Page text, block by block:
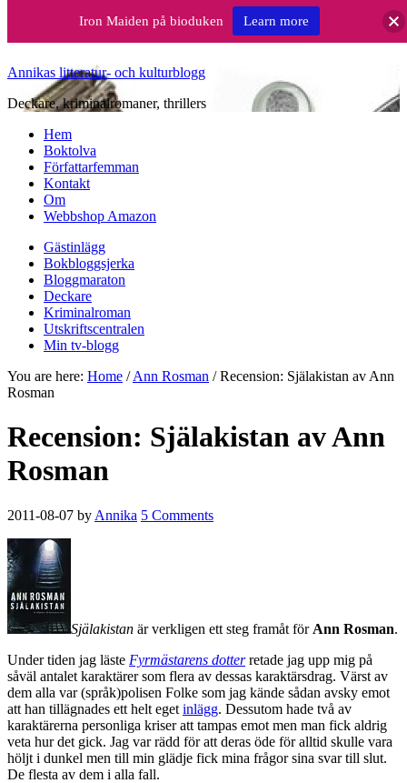
Annikas litteratur- och kulturblogg
Deckare, kriminalromaner, thrillers
Hem
Boktolva
Författarfemman
Kontakt
Om
Webbshop Amazon
Gästinlägg
Bokbloggsjerka
Bloggmaraton
Deckare
Kriminalroman
Utskriftscentralen
Min tv-blogg
You are here: Home / Ann Rosman /Recension: Själakistan av Ann
Rosman
Recension: Själakistan av Ann
Rosman
2011-08-07 by Annika 5 Comments
Själakistan är verkligen ett steg framåt för Ann Rosman.
Under tiden jag läste Fyrmästarens dotterretade jag upp mig på
såväl antalet karaktärer som flera av dessas karaktärsdrag. Värst av
dem alla var (språk)polisen Folke som jag kände sådan avsky emot
att han tillägnades ett helt eget inlägg. Dessutom hade två av
karaktärerna personliga kriser att tampas emot men man fick aldrig
veta hur det gick. Jag var rädd för att deras öde för alltid skulle vara
höljt i dunkel men till min glädje fick mina frågor sina svar till slut.
De flesta av dem i alla fall.
Iron Maiden på bioduken Learn more